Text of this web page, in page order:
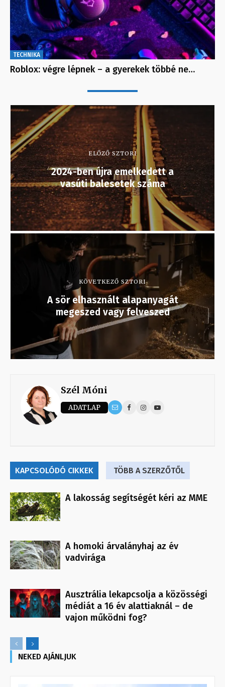
TECHNIKA
Roblox: végre lépnek – a gyerekek többé ne…
ELŐZŐ SZTORI
2024-ben újra emelkedett a
vasúti balesetek száma
KÖVETKEZŐ SZTORI
A sör elhasznált alapanyagát
megeszed vagy felveszed
Szél Móni
ADATLAP
KAPCSOLÓDÓ CIKKEK TÖBB A SZERZŐTŐL
A lakosság segítségét kéri az MME
A homoki árvalányhaj az év
vadvirága
Ausztrália lekapcsolja a közösségi
médiát a 16 év alattiaknál – de
vajon működni fog?
NEKED AJÁNLJUK